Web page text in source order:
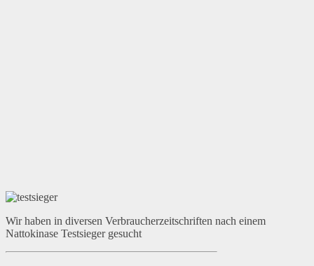
Wir haben in diversen Verbraucherzeitschriften nach einem
Nattokinase Testsieger gesucht